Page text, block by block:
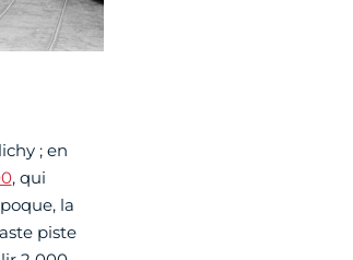
; en
, qui
la
piste